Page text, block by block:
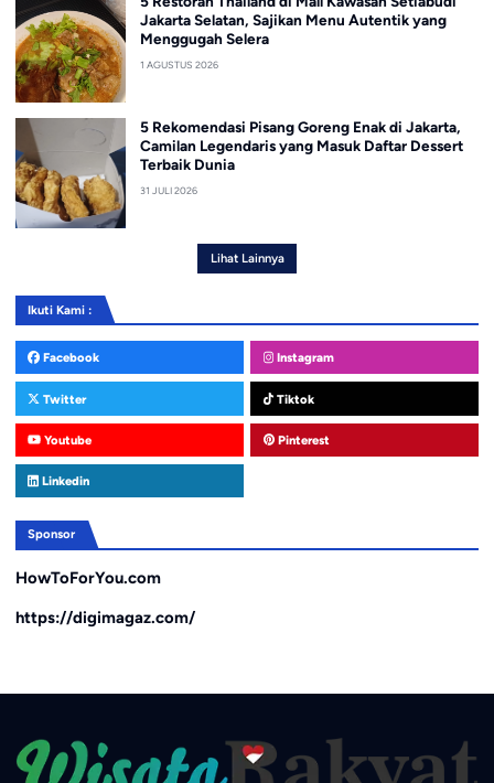
Jakarta Selatan, Sajikan Menu Autentik yang
Menggugah Selera
1 AGUSTUS 2026
5 Rekomendasi Pisang Goreng Enak di Jakarta,
Camilan Legendaris yang Masuk Daftar Dessert
Terbaik Dunia
31 JULI 2026
Lihat Lainnya
Ikuti Kami :
Facebook Instagram
Twitter Tiktok
Youtube Pinterest
Linkedin
Sponsor
HowToForYou.com
https://digimagaz.com/